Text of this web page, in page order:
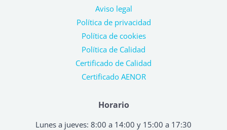
Horario
Lunes a jueves: 8:00 a 14:00 y 15:00 a 17:30
Aviso legal
Política de privacidad
Política de cookies
Política de Calidad
Certificado de Calidad
Certificado AENOR